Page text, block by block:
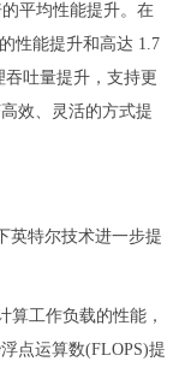
平均性能提升。在
性能提升和高达 1.7
吐量提升，支持更
效、灵活的方式提
英特尔技术进一步提
算工作负载的性能，
点运算数(FLOPS)提